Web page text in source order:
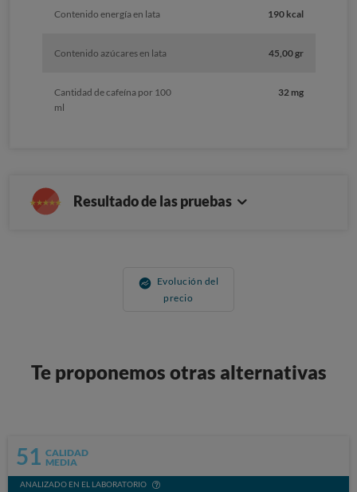
Contenido energía en lata 190 kcal
Contenido azúcares en lata 45,00 gr
Cantidad de cafeína por 100
ml
32 mg
Resultado de las pruebas
Evolución del
precio
Te proponemos otras alternativas
51 CALIDAD
MEDIA
ANALIZADO EN EL LABORATORIO